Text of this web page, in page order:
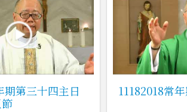
期第三十四主日
11182018常